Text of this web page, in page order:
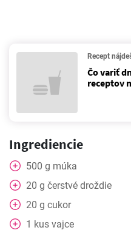
Recept
Čo variť
receptov
Ingrediencie
500 g múka
20 g čerstvé droždie
20 g cukor
1 kus vajce